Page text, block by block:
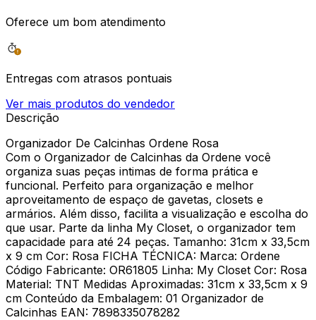
Oferece um bom atendimento
Entregas com atrasos pontuais
Ver mais produtos do vendedor
Descrição
Organizador De Calcinhas Ordene Rosa
Com o Organizador de Calcinhas da Ordene você
organiza suas peças intimas de forma prática e
funcional. Perfeito para organização e melhor
aproveitamento de espaço de gavetas, closets e
armários. Além disso, facilita a visualização e escolha do
que usar. Parte da linha My Closet, o organizador tem
capacidade para até 24 peças. Tamanho: 31cm x 33,5cm
x 9 cm Cor: Rosa FICHA TÉCNICA: Marca: Ordene
Código Fabricante: OR61805 Linha: My Closet Cor: Rosa
Material: TNT Medidas Aproximadas: 31cm x 33,5cm x 9
cm Conteúdo da Embalagem: 01 Organizador de
Calcinhas EAN: 7898335078282